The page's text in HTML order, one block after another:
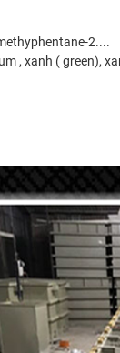
2....
, xanh ( green),